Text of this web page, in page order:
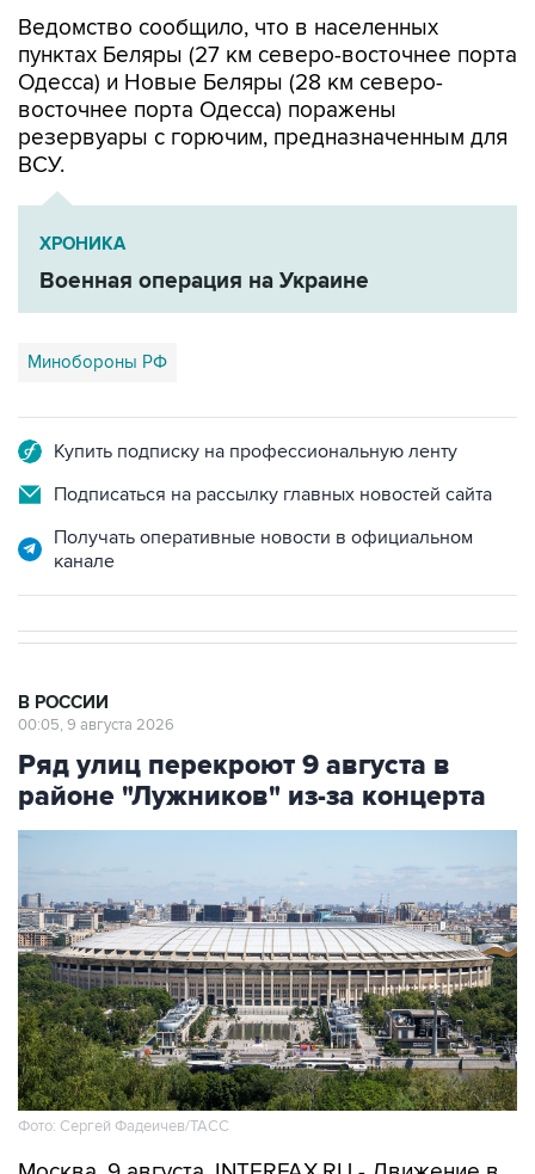
Ведомство сообщило, что в населенных
пунктах Беляры (27 км северо-восточнее порта
Одесса) и Новые Беляры (28 км северо-
восточнее порта Одесса) поражены
резервуары с горючим, предназначенным для
ВСУ.
ХРОНИКА
Военная операция на Украине
Минобороны РФ
Купить подписку на профессиональную ленту
Подписаться на рассылку главных новостей сайта
Получать оперативные новости в официальном
канале
В РОССИИ
00:05, 9 августа 2026
Ряд улиц перекроют 9 августа в
районе "Лужников" из-за концерта
Фото: Сергей Фадеичев/ТАСС